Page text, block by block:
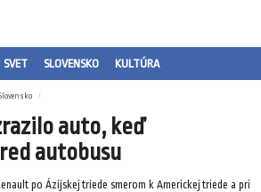
SVET SLOVENSKO KULTÚRA
auto, keď
autobusu
po Ázijskej triede smerom k Americkej triede a pri